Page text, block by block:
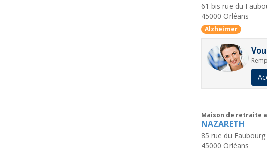
61 bis rue du
45000 Orléans
Alzheimer
Maison de retraite
NAZARETH
85 rue du
45000 Orléans